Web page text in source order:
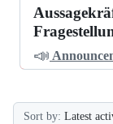
dem
📣
Sort by: Latest